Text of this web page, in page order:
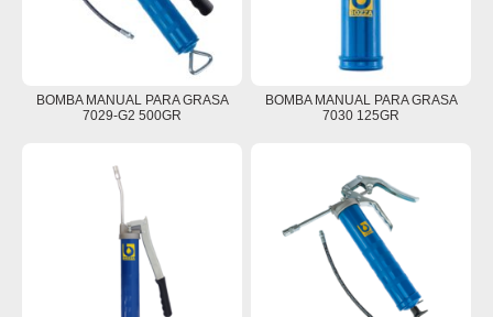
BOMBA MANUAL PARA GRASA
7029-G2 500GR
BOMBA MANUAL PARA GRASA
7030 125GR